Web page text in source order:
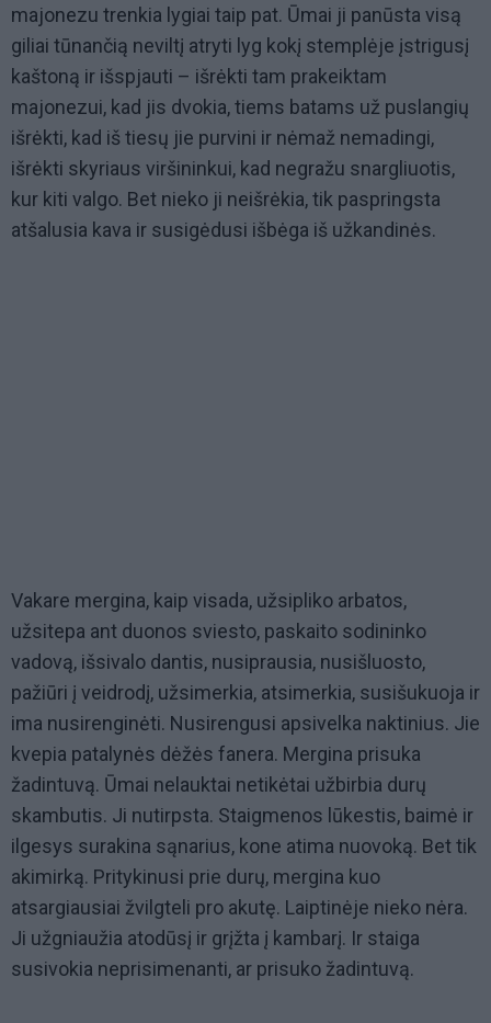
majonezu trenkia lygiai taip pat. Ūmai ji panūsta visą
giliai tūnančią neviltį atryti lyg kokį stemplėje įstrigusį
kaštoną ir išspjauti – išrėkti tam prakeiktam
majonezui, kad jis dvokia, tiems batams už puslangių
išrėkti, kad iš tiesų jie purvini ir nėmaž nemadingi,
išrėkti skyriaus viršininkui, kad negražu snargliuotis,
kur kiti valgo. Bet nieko ji neišrėkia, tik paspringsta
atšalusia kava ir susigėdusi išbėga iš užkandinės.
Vakare mergina, kaip visada, užsipliko arbatos,
užsitepa ant duonos sviesto, paskaito sodininko
vadovą, išsivalo dantis, nusiprausia, nusišluosto,
pažiūri į veidrodį, užsimerkia, atsimerkia, susišukuoja ir
ima nusirenginėti. Nusirengusi apsivelka naktinius. Jie
kvepia patalynės dėžės fanera. Mergina prisuka
žadintuvą. Ūmai nelauktai netikėtai užbirbia durų
skambutis. Ji nutirpsta. Staigmenos lūkestis, baimė ir
ilgesys surakina sąnarius, kone atima nuovoką. Bet tik
akimirką. Pritykinusi prie durų, mergina kuo
atsargiausiai žvilgteli pro akutę. Laiptinėje nieko nėra.
Ji užgniaužia atodūsį ir grįžta į kambarį. Ir staiga
susivokia neprisimenanti, ar prisuko žadintuvą.